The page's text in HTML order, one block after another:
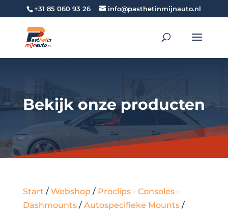
+31 85 060 93 26 info@pasthetinmijnauto.nl
Bekijk onze producten
Start / Webshop/ Proclips - Consoles -
Dashmounts/ Autospecifieke Mounts/